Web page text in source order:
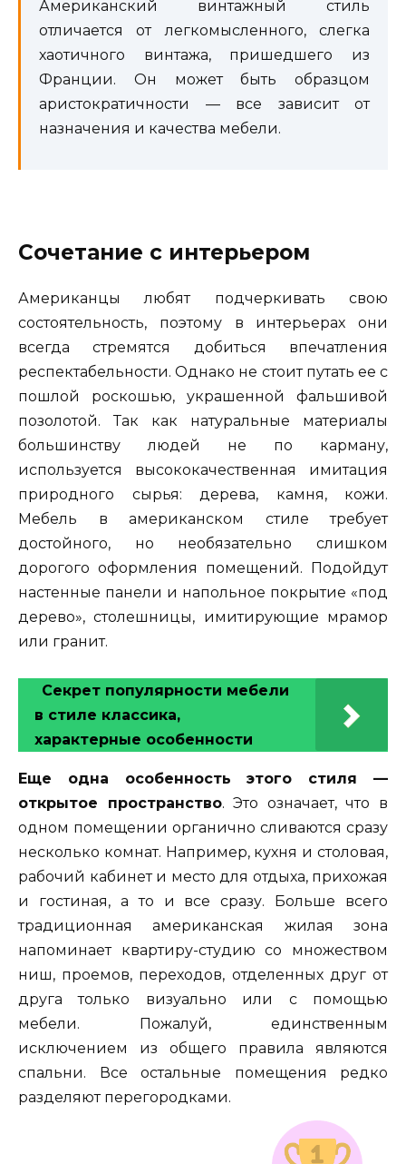
Американский винтажный стиль
отличается от легкомысленного, слегка
хаотичного винтажа, пришедшего из
Франции. Он может быть образцом
аристократичности — все зависит от
назначения и качества мебели.
Сочетание с интерьером
Американцы любят подчеркивать свою
состоятельность, поэтому в интерьерах они
всегда стремятся добиться впечатления
респектабельности. Однако не стоит путать ее с
пошлой роскошью, украшенной фальшивой
позолотой. Так как натуральные материалы
большинству людей не по карману,
используется высококачественная имитация
природного сырья: дерева, камня, кожи.
Мебель в американском стиле требует
достойного, но необязательно слишком
дорогого оформления помещений. Подойдут
настенные панели и напольное покрытие «под
дерево», столешницы, имитирующие мрамор
или гранит.
Секрет популярности мебели
в стиле классика,
характерные особенности
Еще одна особенность этого стиля —
открытое пространство. Это означает, что в
одном помещении органично сливаются сразу
несколько комнат. Например, кухня и столовая,
рабочий кабинет и место для отдыха, прихожая
и гостиная, а то и все сразу. Больше всего
традиционная американская жилая зона
напоминает квартиру-студию со множеством
ниш, проемов, переходов, отделенных друг от
друга только визуально или с помощью
мебели. Пожалуй, единственным
исключением из общего правила являются
спальни. Все остальные помещения редко
разделяют перегородками.